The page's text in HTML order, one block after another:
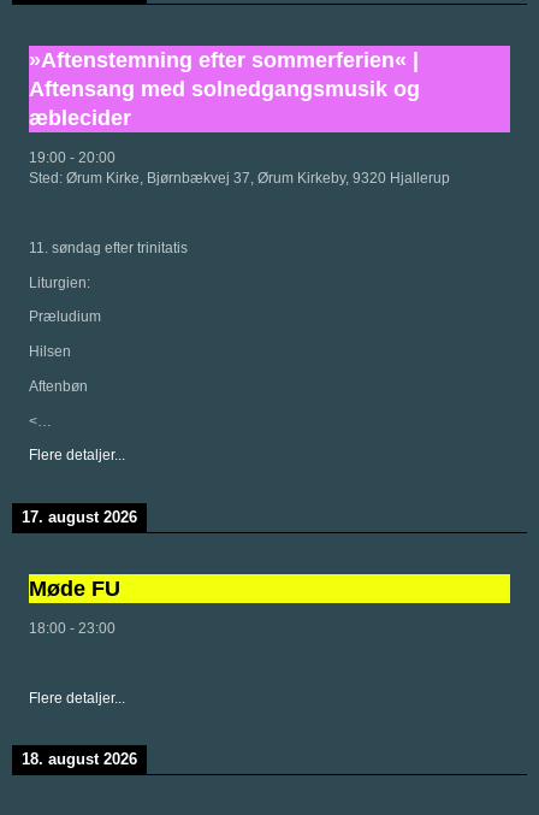
»Aftenstemning efter sommerferien« |
Aftensang med solnedgangsmusik og
æblecider
19:00 - 20:00
Sted: Ørum Kirke, Bjørnbækvej 37, Ørum Kirkeby, 9320 Hjallerup
11. søndag efter trinitatis
Liturgien:
Præludium
Hilsen
Aftenbøn
<…
Flere detaljer...
17. august 2026
Møde FU
18:00 - 23:00
Flere detaljer...
18. august 2026